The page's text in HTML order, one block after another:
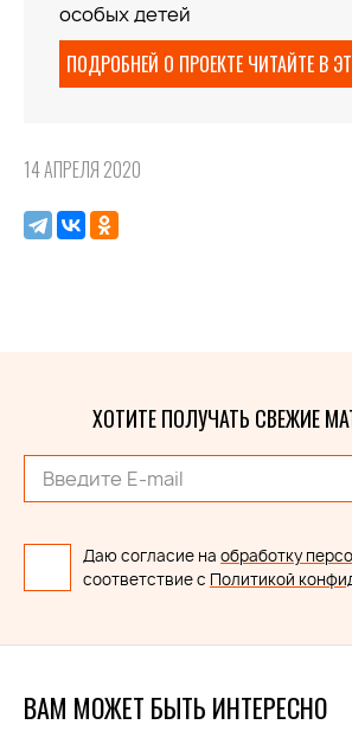
особых детей
ПОДРОБНЕЙ О ПРОЕКТЕ ЧИТАЙТЕ В
14 АПРЕЛЯ 2020
ХОТИТЕ ПОЛУЧАТЬ СВЕЖИЕ
Даю согласие на обработку
соответствие с Политикой
ВАМ МОЖЕТ БЫТЬ ИНТЕРЕСНО